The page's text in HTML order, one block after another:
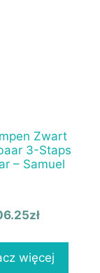
Zwart
3-Staps
– Samuel
zł
więcej